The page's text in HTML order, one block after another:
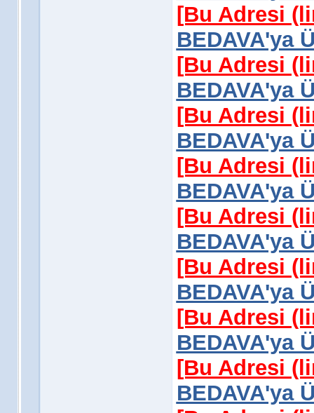
[Bu Adresi
BEDAVA'ya
[Bu Adresi
BEDAVA'ya
[Bu Adresi
BEDAVA'ya
[Bu Adresi
BEDAVA'ya
[Bu Adresi
BEDAVA'ya
[Bu Adresi
BEDAVA'ya
[Bu Adresi
BEDAVA'ya
[Bu Adresi
BEDAVA'ya